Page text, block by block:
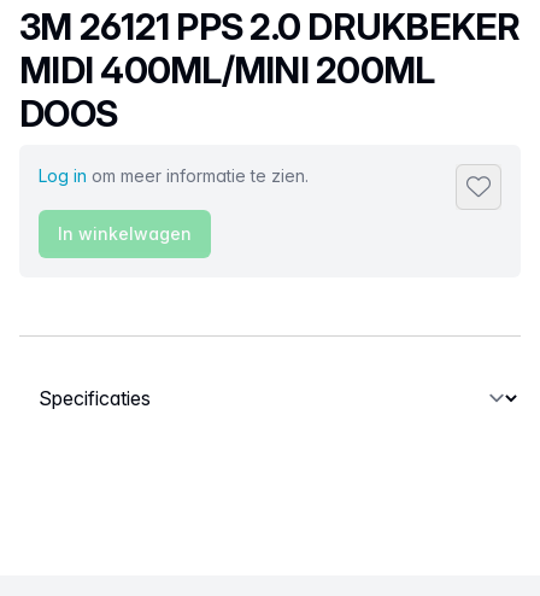
Productnaam
3M 26121 PPS 2.0 DRUKBEKER
MIDI 400ML/MINI 200ML
DOOS
Log in om meer informatie te zien.
In winkelwagen
Selecteer een tabblad